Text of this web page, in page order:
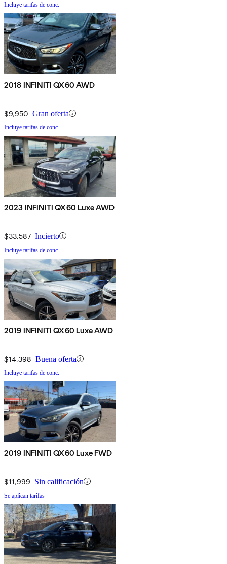
Incluye tarifas de conc.
2018 INFINITI QX60 AWD
$9,950 Gran oferta
Incluye tarifas de conc.
2023 INFINITI QX60 Luxe AWD
$33,587 Incierto
Incluye tarifas de conc.
2019 INFINITI QX60 Luxe AWD
$14,398 Buena oferta
Incluye tarifas de conc.
2019 INFINITI QX60 Luxe FWD
$11,999 Sin calificación
Se aplican tarifas